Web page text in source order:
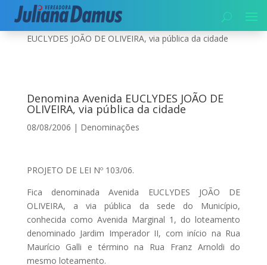
Início|Denominações|
EUCLYDES JOÃO DE OLIVEIRA, via pública da cidade
Denomina Avenida EUCLYDES JOÃO DE
OLIVEIRA, via pública da cidade
08/08/2006 | Denominações
PROJETO DE LEI Nº 103/06.
Fica denominada Avenida EUCLYDES JOÃO DE
OLIVEIRA, a via pública da sede do Município,
conhecida como Avenida Marginal 1, do loteamento
denominado Jardim Imperador II, com início na Rua
Maurício Galli e término na Rua Franz Arnoldi do
mesmo loteamento.